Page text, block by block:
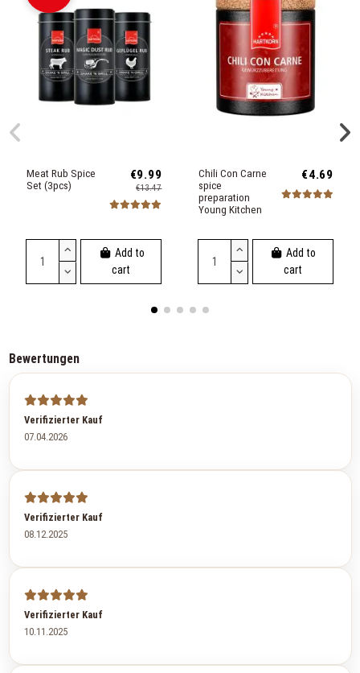
Meat Rub Spice
Set (3pcs)
€9.99
€13.47
Add to
cart
Chili Con Carne
spice
preparation
Young Kitchen
€4.69
Add to
cart
Bewertungen
Verifizierter Kauf
07.04.2026
Verifizierter Kauf
08.12.2025
Verifizierter Kauf
10.11.2025